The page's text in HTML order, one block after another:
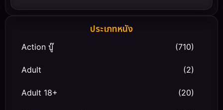
ประเภทหนัง
Action บู๊ (710)
Adult (2)
Adult 18+ (20)